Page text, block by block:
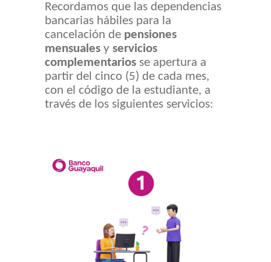
Recordamos que las dependencias
bancarias hábiles para la
cancelación de pensiones
mensuales y servicios
complementarios se apertura a
partir del cinco (5) de cada mes,
con el código de la estudiante, a
través de los siguientes servicios: